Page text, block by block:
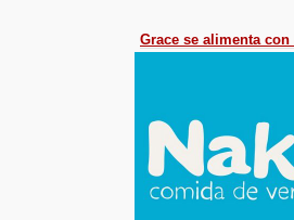
Grace se alimenta con